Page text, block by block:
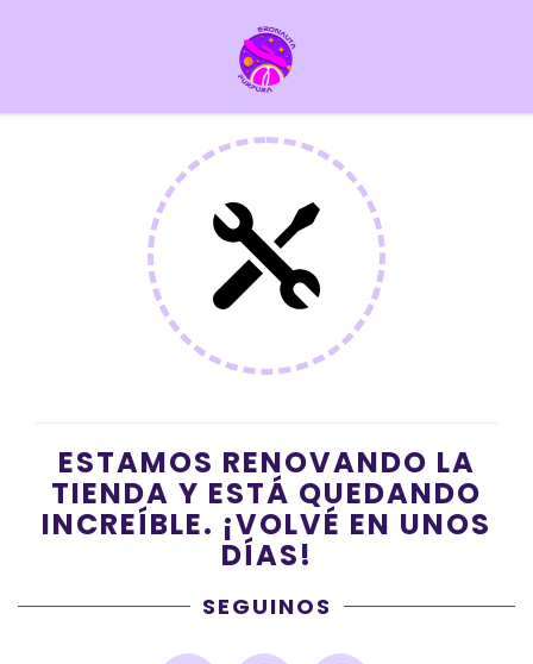
ESTAMOS RENOVANDO LA
TIENDA Y ESTÁ QUEDANDO
INCREÍBLE. ¡VOLVÉ EN UNOS
DÍAS!
SEGUINOS